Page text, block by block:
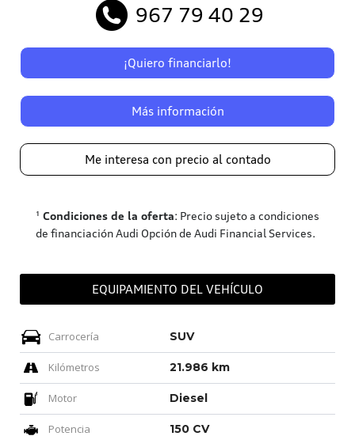
967 79 40 29
¡Quiero financiarlo!
Más información
Me interesa con precio al contado
¹ Condiciones de la oferta: Precio sujeto a condiciones
de financiación Audi Opción de Audi Financial Services.
EQUIPAMIENTO DEL VEHÍCULO
Carrocería SUV
Kilómetros 21.986 km
Motor Diesel
Potencia 150 CV